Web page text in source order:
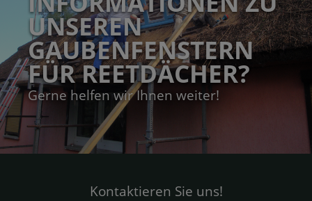
UNSEREN
GAUBENFENSTERN
FÜR REETDÄCHER?
Gerne helfen wir Ihnen weiter!
Kontaktieren Sie uns!